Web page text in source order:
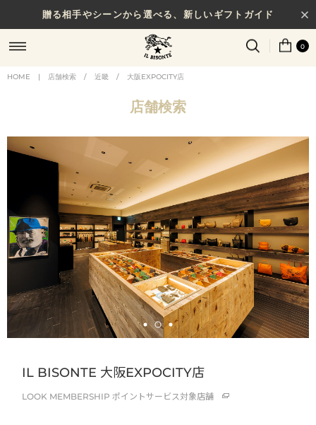
贈る相手やシーンから選べる、新しいギフトガイド
0
HOME | 店舗検索 / 近畿 / 大阪EXPOCITY店
店舗検索
IL BISONTE 大阪EXPOCITY店
LOOK MEMBERSHIP ポイントサービス対象店舗